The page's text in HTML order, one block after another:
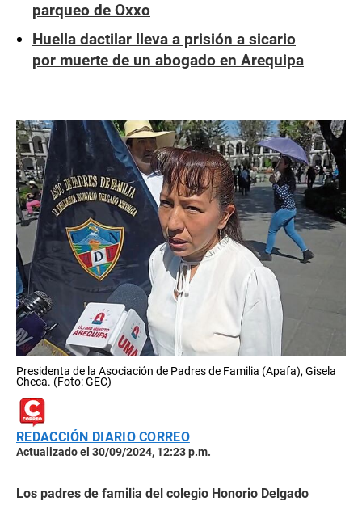
parqueo de Oxxo
Huella dactilar lleva a prisión a sicario
por muerte de un abogado en Arequipa
Presidenta de la Asociación de Padres de Familia (Apafa), Gisela
Checa. (Foto: GEC)
REDACCIÓN DIARIO CORREO
Actualizado el 30/09/2024, 12:23 p.m.
Los padres de familia del colegio Honorio Delgado